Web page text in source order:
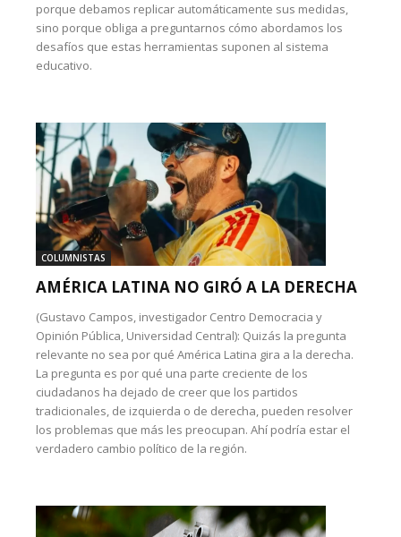
porque debamos replicar automáticamente sus medidas,
sino porque obliga a preguntarnos cómo abordamos los
desafíos que estas herramientas suponen al sistema
educativo.
COLUMNISTAS
AMÉRICA LATINA NO GIRÓ A LA DERECHA
(Gustavo Campos, investigador Centro Democracia y
Opinión Pública, Universidad Central): Quizás la pregunta
relevante no sea por qué América Latina gira a la derecha.
La pregunta es por qué una parte creciente de los
ciudadanos ha dejado de creer que los partidos
tradicionales, de izquierda o de derecha, pueden resolver
los problemas que más les preocupan. Ahí podría estar el
verdadero cambio político de la región.